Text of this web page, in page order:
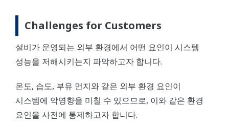
Challenges for Customers
설비가 운영되는 외부 환경에서 어떤 요인이 시스템
성능을 저해시키는지 파악하고자 합니다.
온도, 습도, 부유 먼지와 같은 외부 환경 요인이
시스템에 악영향을 미칠 수 있으므로, 이와 같은 환경
요인을 사전에 통제하고자 합니다.